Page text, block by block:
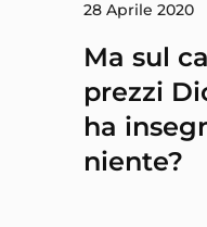
28 Aprile 2020
Ma sul
prezzi
ha
niente?